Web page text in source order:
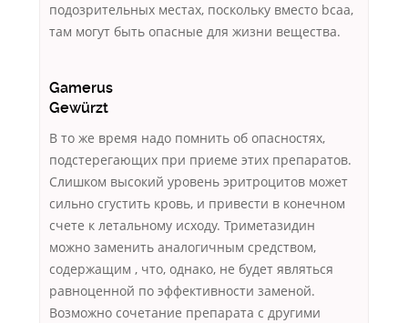
подозрительных местах, поскольку вместо bcaa,
там могут быть опасные для жизни вещества.
Gamerus
Gewürzt
В то же время надо помнить об опасностях,
подстерегающих при приеме этих препаратов.
Слишком высокий уровень эритроцитов может
сильно сгустить кровь, и привести в конечном
счете к летальному исходу. Триметазидин
можно заменить аналогичным средством,
содержащим , что, однако, не будет являться
равноценной по эффективности заменой.
Возможно сочетание препарата с другими